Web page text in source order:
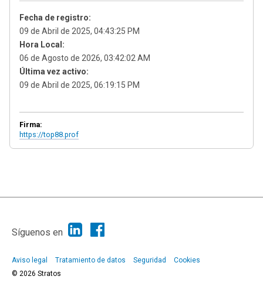
Fecha de registro:
09 de Abril de 2025, 04:43:25 PM
Hora Local:
06 de Agosto de 2026, 03:42:02 AM
Última vez activo:
09 de Abril de 2025, 06:19:15 PM
Firma:
https://top88.prof
|
Síguenos en
Aviso legal Tratamiento de datos Seguridad
Cookies
© 2026 Stratos